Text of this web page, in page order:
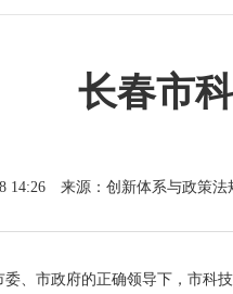
长春市
14:26 来源：创新体系与政策法
市政府的正确领导下，市科技